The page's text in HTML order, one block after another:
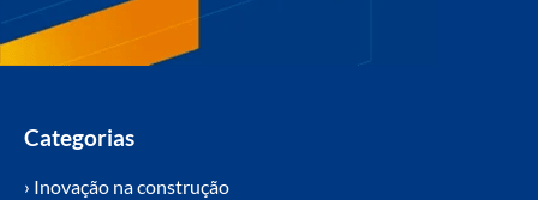
Categorias
› Inovação na construção